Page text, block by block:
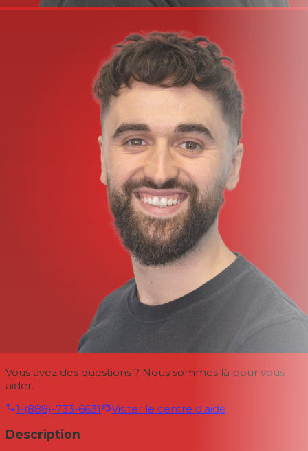
Vous avez des questions ? Nous sommes là pour vous
aider.
1-(888)-733-6631
Visiter le centre d'aide
Description